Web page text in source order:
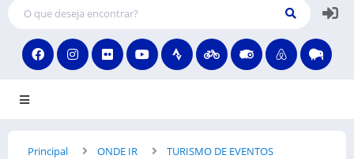
Principal ONDE IR TURISMO DE EVENTOS